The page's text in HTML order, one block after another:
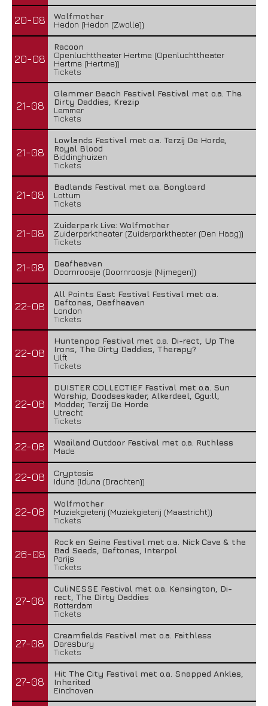
20-08
Wolfmother
Hedon (Hedon (Zwolle))
20-08
Racoon
Openluchttheater Hertme (Openluchttheater
Hertme (Hertme))
Tickets
21-08
Glemmer Beach Festival Festival met o.a. The
Dirty Daddies, Krezip
Lemmer
Tickets
21-08
Lowlands Festival met o.a. Terzij De Horde,
Royal Blood
Biddinghuizen
Tickets
21-08
Badlands Festival met o.a. Bongloard
Lottum
Tickets
21-08
Zuiderpark Live: Wolfmother
Zuiderparktheater (Zuiderparktheater (Den Haag))
Tickets
21-08
Deafheaven
Doornroosje (Doornroosje (Nijmegen))
22-08
All Points East Festival Festival met o.a.
Deftones, Deafheaven
London
Tickets
22-08
Huntenpop Festival met o.a. Di-rect, Up The
Irons, The Dirty Daddies, Therapy?
Ulft
Tickets
22-08
DUISTER COLLECTIEF Festival met o.a. Sun
Worship, Doodseskader, Alkerdeel, Ggu:ll,
Modder, Terzij De Horde
Utrecht
Tickets
22-08
Waailand Outdoor Festival met o.a. Ruthless
Made
22-08
Cryptosis
Iduna (Iduna (Drachten))
22-08
Wolfmother
Muziekgieterij (Muziekgieterij (Maastricht))
Tickets
26-08
Rock en Seine Festival met o.a. Nick Cave & the
Bad Seeds, Deftones, Interpol
Parijs
Tickets
27-08
CuliNESSE Festival met o.a. Kensington, Di-
rect, The Dirty Daddies
Rotterdam
Tickets
27-08
Creamfields Festival met o.a. Faithless
Daresbury
Tickets
27-08
Hit The City Festival met o.a. Snapped Ankles,
Inherited
Eindhoven